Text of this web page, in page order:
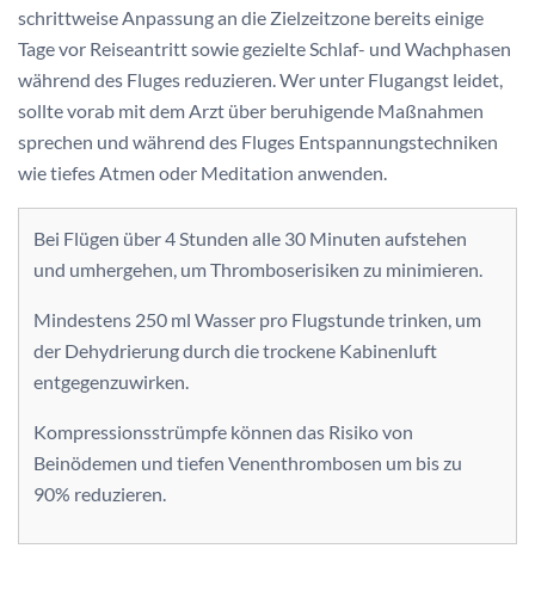
schrittweise Anpassung an die Zielzeitzone bereits einige
Tage vor Reiseantritt sowie gezielte Schlaf- und Wachphasen
während des Fluges reduzieren. Wer unter Flugangst leidet,
sollte vorab mit dem Arzt über beruhigende Maßnahmen
sprechen und während des Fluges Entspannungstechniken
wie tiefes Atmen oder Meditation anwenden.
Bei Flügen über 4 Stunden alle 30 Minuten aufstehen
und umhergehen, um Thromboserisiken zu minimieren.
Mindestens 250 ml Wasser pro Flugstunde trinken, um
der Dehydrierung durch die trockene Kabinenluft
entgegenzuwirken.
Kompressionsstrümpfe können das Risiko von
Beinödemen und tiefen Venenthrombosen um bis zu
90% reduzieren.